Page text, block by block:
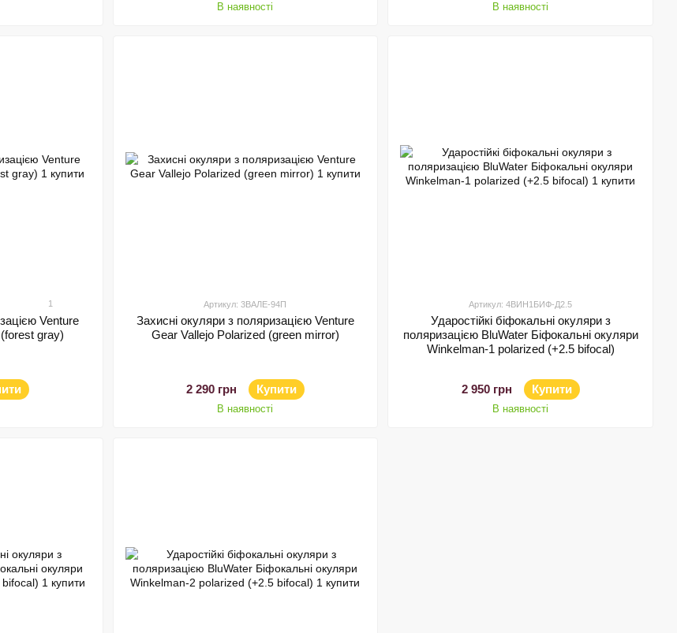
В наявності В наявності
1
Venture
gray)
Артикул: 3ВАЛЕ-94П
Захисні окуляри з поляризацією Venture
Gear Vallejo Polarized (green mirror)
2 290 грн Купити
В наявності
Артикул: 4ВИН1БИФ-Д2.5
Ударостійкі біфокальні окуляри з
поляризацією BluWater Біфокальні окуляри
Winkelman-1 polarized (+2.5 bifocal)
2 950 грн Купити
В наявності